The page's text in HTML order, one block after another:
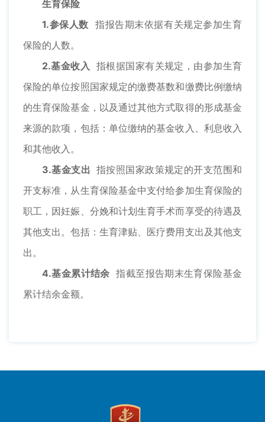
生育保险
1.参保人数 指报告期末依据有关规定参加生育
保险的人数。
2.基金收入 指根据国家有关规定，由参加生育
保险的单位按照国家规定的缴费基数和缴费比例缴纳
的生育保险基金，以及通过其他方式取得的形成基金
来源的款项，包括：单位缴纳的基金收入、利息收入
和其他收入。
3.基金支出 指按照国家政策规定的开支范围和
开支标准，从生育保险基金中支付给参加生育保险的
职工，因妊娠、分娩和计划生育手术而享受的待遇及
其他支出。包括：生育津贴、医疗费用支出及其他支
出。
4.基金累计结余 指截至报告期末生育保险基金
累计结余金额。